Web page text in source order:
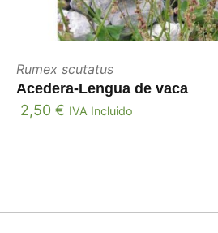
Rumex scutatus
Acedera-Lengua de vaca
2,50 € IVA Incluido